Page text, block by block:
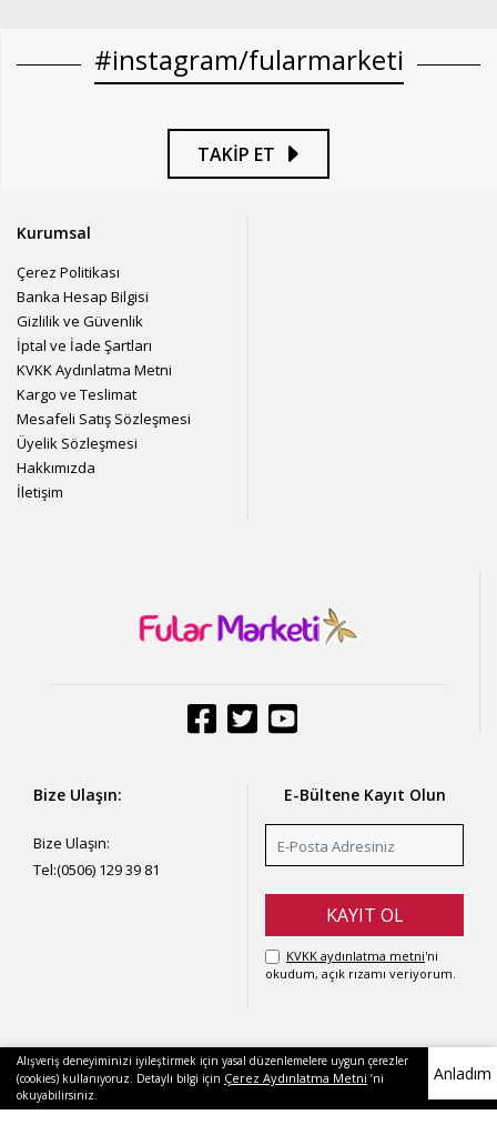
#instagram/fularmarketi
TAKİP ET
Kurumsal
Çerez Politikası
Banka Hesap Bilgisi
Gizlilik ve Güvenlik
İptal ve İade Şartları
KVKK Aydınlatma Metni
Kargo ve Teslimat
Mesafeli Satış Sözleşmesi
Üyelik Sözleşmesi
Hakkımızda
İletişim
Bize Ulaşın:
Bize Ulaşın:
Tel:(0506) 129 39 81
E-Bültene Kayıt Olun
KVKK aydınlatma metni'ni
okudum, açık rızamı veriyorum.
Anladım
Alışveriş deneyiminizi iyileştirmek için yasal düzenlemelere uygun çerezler
(cookies) kullanıyoruz. Detaylı bilgi için Çerez Aydınlatma Metni ’ni
okuyabilirsiniz.